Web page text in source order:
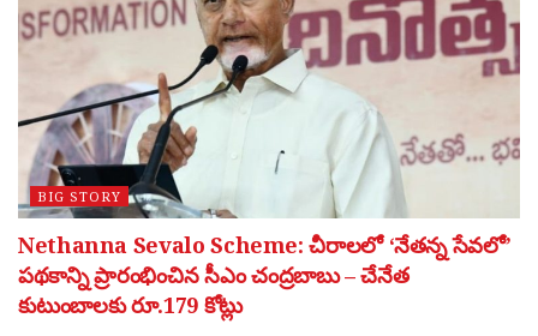
BIG STORY
Nethanna Sevalo Scheme: చీరాలలో ‘నేతన్న సేవలో’
పథకాన్ని ప్రారంభించిన సీఎం చంద్రబాబు – చేనేత
కుటుంబాలకు రూ.179 కోట్లు